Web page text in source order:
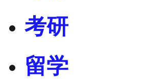
考研
留学